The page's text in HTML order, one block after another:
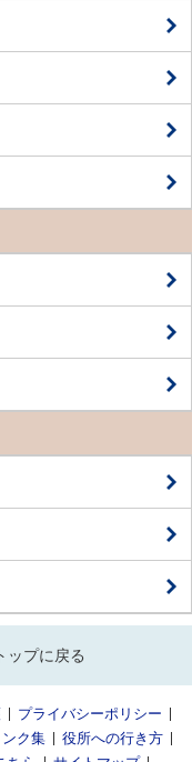
ップに戻る
プライバシーポリシー
ンク集
役所への行き方